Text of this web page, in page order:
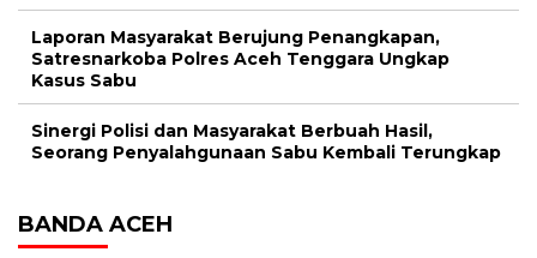
Laporan Masyarakat Berujung Penangkapan,
Satresnarkoba Polres Aceh Tenggara Ungkap
Kasus Sabu
Sinergi Polisi dan Masyarakat Berbuah Hasil,
Seorang Penyalahgunaan Sabu Kembali Terungkap
BANDA ACEH